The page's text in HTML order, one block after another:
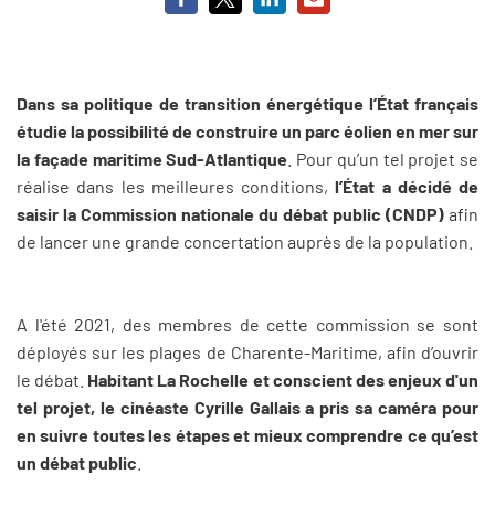
Dans sa politique de transition énergétique l’État français
étudie la possibilité de construire un parc éolien en mer sur
la façade maritime Sud-Atlantique . Pour qu’un tel projet se
réalise dans les meilleures conditions,l’État a décidé de
saisir la Commission nationale du débat public (CNDP) afin
de lancer une grande concertation auprès de la population.
A l'été 2021, des membres de cette commission se sont
déployés sur les plages de Charente-Maritime, afin d’ouvrir
le débat. Habitant La Rochelle et conscient des enjeux d'un
tel projet, le cinéaste Cyrille Gallais a pris sa caméra pour
en suivre toutes les étapes et mieux comprendre ce qu’est
un débat public